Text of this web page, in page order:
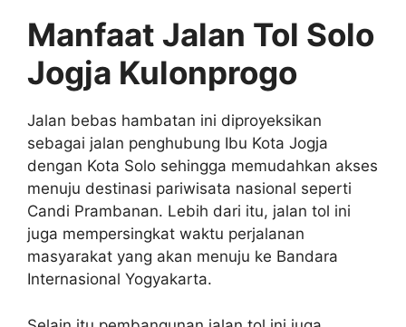
Manfaat Jalan Tol Solo
Jogja Kulonprogo
Jalan bebas hambatan ini diproyeksikan
sebagai jalan penghubung Ibu Kota Jogja
dengan Kota Solo sehingga memudahkan akses
menuju destinasi pariwisata nasional seperti
Candi Prambanan. Lebih dari itu, jalan tol ini
juga mempersingkat waktu perjalanan
masyarakat yang akan menuju ke Bandara
Internasional Yogyakarta.